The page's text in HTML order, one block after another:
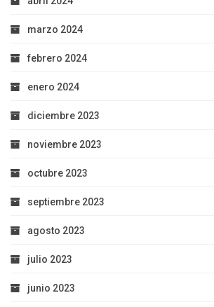
marzo 2024
febrero 2024
enero 2024
diciembre 2023
noviembre 2023
octubre 2023
septiembre 2023
agosto 2023
julio 2023
junio 2023